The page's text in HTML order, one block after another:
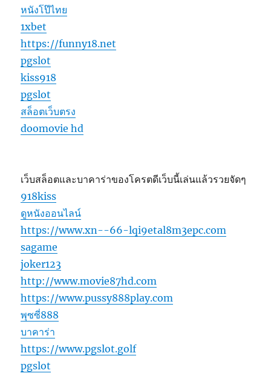
หนังโป๊ไทย
1xbet
https://funny18.net
pgslot
kiss918
pgslot
สล็อตเว็บตรง
doomovie hd
เว็บสล็อตและบาคาร่าของโครตดีเว็บนี้เล่นแล้วรวยจัดๆ
918kiss
ดูหนังออนไลน์
https://www.xn--66-lqi9etal8m3epc.com
sagame
joker123
http://www.movie87hd.com
https://www.pussy888play.com
พุซซี่888
บาคาร่า
https://www.pgslot.golf
pgslot